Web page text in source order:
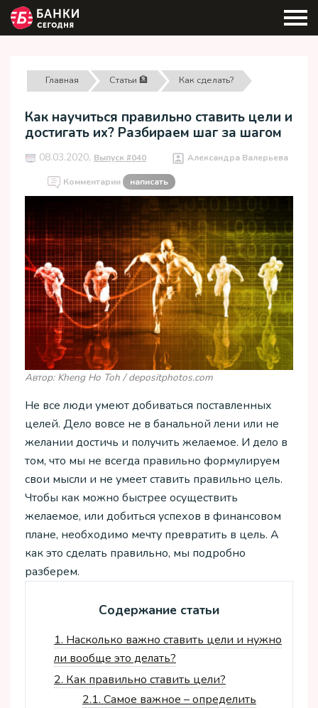
Главная Статьи 🏦 Как сделать?
Как научиться правильно ставить цели и
достигать их? Разбираем шаг за шагом
08.03.2020, Выпуск #040 Александра Валерьева
Комментарии написать
Автор: Kheng Ho Toh / depositphotos.com
Не все люди умеют добиваться поставленных
целей. Дело вовсе не в банальной лени или не
желании достичь и получить желаемое. И дело в
том, что мы не всегда правильно формулируем
свои мысли и не умеет ставить правильно цель.
Чтобы как можно быстрее осуществить
желаемое, или добиться успехов в финансовом
плане, необходимо мечту превратить в цель. А
как это сделать правильно, мы подробно
разберем.
Содержание статьи
1. Насколько важно ставить цели и нужно
ли вообще это делать?
2. Как правильно ставить цели?
2.1. Самое важное – определить